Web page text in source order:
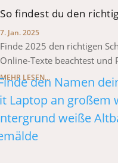
So findest du den
7. Jan. 2025
Finde 2025 den richtigen
Online-Texte beachtest und
MEHR LESEN...